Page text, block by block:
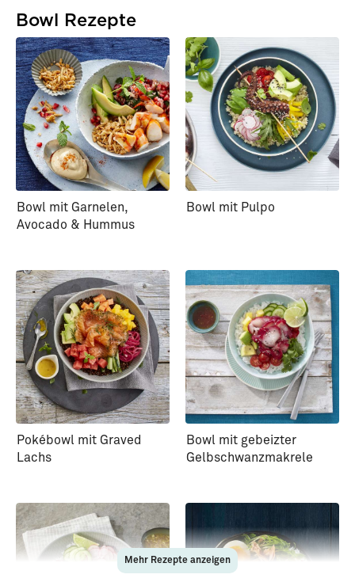
Umami Würzsauce mit
schwarzem Knoblauch
180g
18,99 €
105,50 € / kg
Bio-Sojasauce Premium -
2 Jahre gereift
250ml
19,99 €*
79,96 € / l
Bowl Rezepte
Bowl mit Garnelen,
Avocado & Hummus
Bowl mit Pulpo
Pokébowl mit Graved
Lachs
Bowl mit gebeizter
Gelbschwanzmakrele
Mehr Rezepte anzeigen